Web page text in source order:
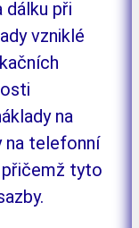
dálku při
vzniklé
na
na telefonní
přičemž tyto